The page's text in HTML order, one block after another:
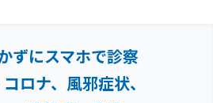
ずにスマホで診察
ロナ、風邪症状、